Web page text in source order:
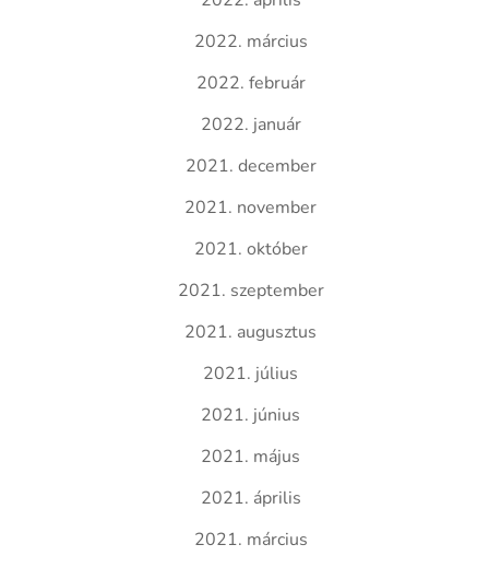
2022. március
2022. február
2022. január
2021. december
2021. november
2021. október
2021. szeptember
2021. augusztus
2021. július
2021. június
2021. május
2021. április
2021. március